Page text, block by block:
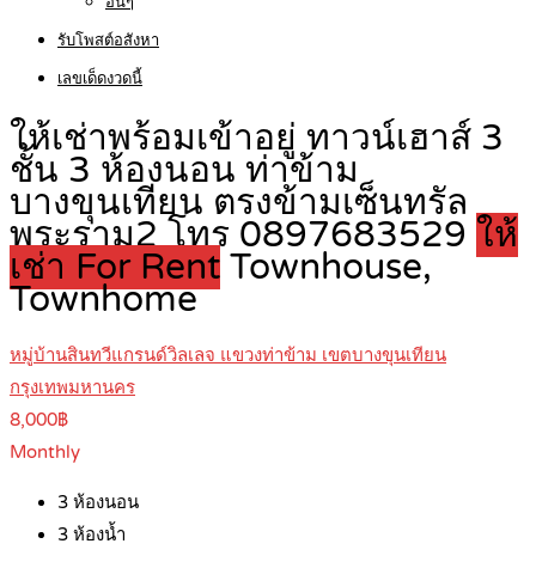
รับโพสต์อสังหา
เลขเด็ดงวดนี้
ให้เช่าพร้อมเข้าอยู่ ทาวน์เฮาส์ 3
ชั้น 3 ห้องนอน ท่าข้าม
บางขุนเทียน ตรงข้ามเซ็นทรัล
พระราม2 โทร 0897683529 ให้
เช่า For Rent Townhouse,
Townhome
หมู่บ้านสินทวีแกรนด์วิลเลจ แขวงท่าข้าม เขตบางขุนเทียน
กรุงเทพมหานคร
8,000฿
Monthly
3 ห้องนอน
3 ห้องน้ำ